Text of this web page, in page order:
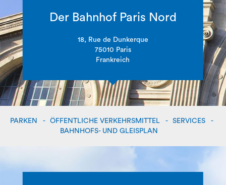
Der Bahnhof Paris Nord
18, Rue de Dunkerque
75010 Paris
Frankreich
PARKEN ÖFFENTLICHE VERKEHRSMITTEL
SERVICES
BAHNHOFS- UND GLEISPLAN